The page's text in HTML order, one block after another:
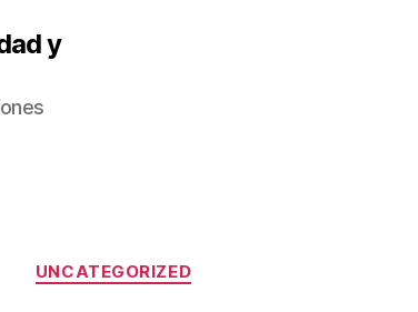
y
Categorías
UNCATEGORIZED